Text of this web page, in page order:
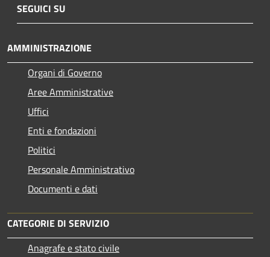
SEGUICI SU
AMMINISTRAZIONE
Organi di Governo
Aree Amministrative
Uffici
Enti e fondazioni
Politici
Personale Amministrativo
Documenti e dati
CATEGORIE DI SERVIZIO
Anagrafe e stato civile